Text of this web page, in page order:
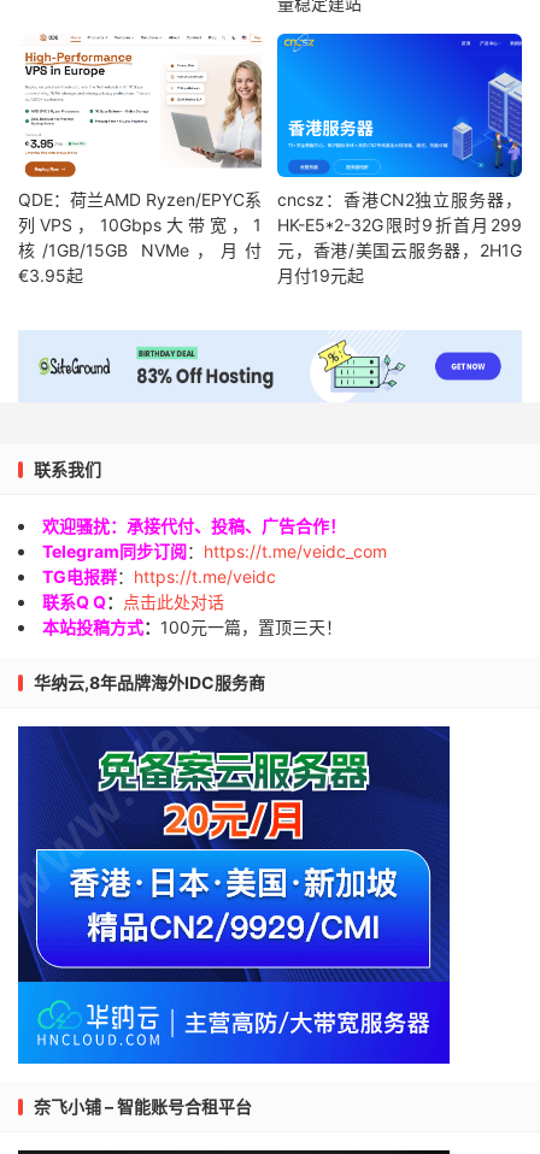
QDE：荷兰AMD Ryzen/EPYC系
列VPS，10Gbps大带宽，1
核/1GB/15GB NVMe，月付
€3.95起
cncsz：香港CN2独立服务器，
HK-E5*2-32G限时9折首月299
元，香港/美国云服务器，2H1G
月付19元起
联系我们
欢迎骚扰：承接代付、投稿、广告合作！
Telegram同步订阅： https://t.me/veidc_com
TG电报群： https://t.me/veidc
联系Q Q：
点击此处对话
本站投稿方式： 100元一篇，置顶三天！
华纳云,8年品牌海外IDC服务商
奈飞小铺 – 智能账号合租平台